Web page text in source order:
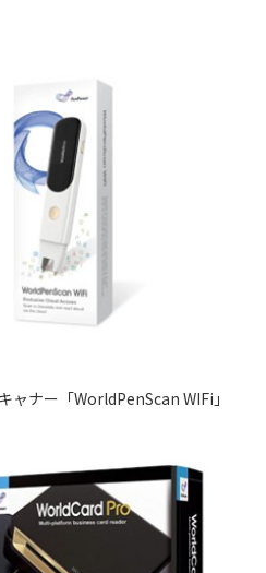
ャナー「WorldPenScan WIFi」